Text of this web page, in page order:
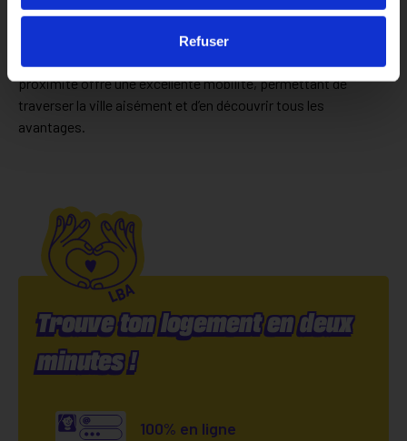
Refuser
centre-ville et à des établissements comme EPITECH, le
CNAM ou l’Institut Supérieur Social, tous situés à quelques
minutes de marche. De plus, le réseau de transports à
proximité offre une excellente mobilité, permettant de
traverser la ville aisément et d’en découvrir tous les
avantages.
Trouve ton logement en deux
minutes !
100% en ligne